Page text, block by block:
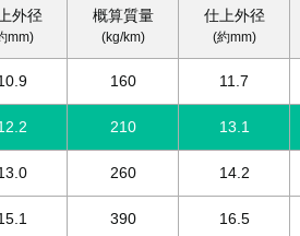
外径
mm)
概算質量
(kg/km)
仕上外径
(約mm)
160 11.7
210 13.1
260 14.2
390 16.5